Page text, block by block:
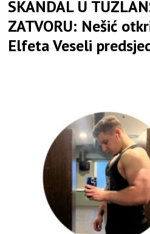
SKANDAL U
ZATVORU: Nešić
Elfeta Veseli